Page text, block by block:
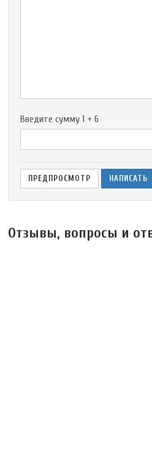
Введите сумму 1 + 6
Отзывы, вопросы и